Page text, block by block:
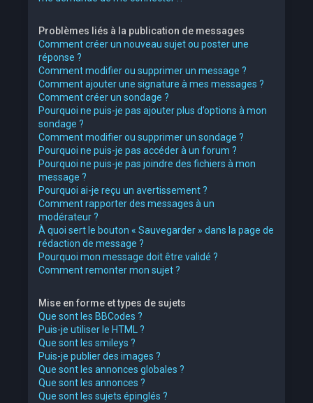
Problèmes liés à la publication de messages
Comment créer un nouveau sujet ou poster une
réponse ?
Comment modifier ou supprimer un message ?
Comment ajouter une signature à mes messages ?
Comment créer un sondage ?
Pourquoi ne puis-je pas ajouter plus d’options à mon
sondage ?
Comment modifier ou supprimer un sondage ?
Pourquoi ne puis-je pas accéder à un forum ?
Pourquoi ne puis-je pas joindre des fichiers à mon
message ?
Pourquoi ai-je reçu un avertissement ?
Comment rapporter des messages à un
modérateur ?
À quoi sert le bouton « Sauvegarder » dans la page de
rédaction de message ?
Pourquoi mon message doit être validé ?
Comment remonter mon sujet ?
Mise en forme et types de sujets
Que sont les BBCodes ?
Puis-je utiliser le HTML ?
Que sont les smileys ?
Puis-je publier des images ?
Que sont les annonces globales ?
Que sont les annonces ?
Que sont les sujets épinglés ?